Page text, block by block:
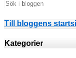
Till bloggens
Kategorier